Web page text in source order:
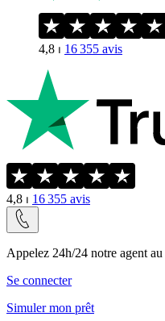
4,8 ⏐ 16 355 avis
4,8 ⏐ 16 355 avis
Appelez 24h/24 notre agent au
Se connecter
Simuler mon prêt